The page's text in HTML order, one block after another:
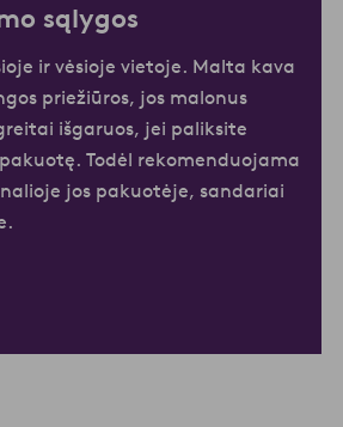
sąlygos
ir vėsioje vietoje. Malta kava
priežiūros, jos malonus
išgaruos, jei paliksite
Todėl rekomenduojama
jos pakuotėje, sandariai